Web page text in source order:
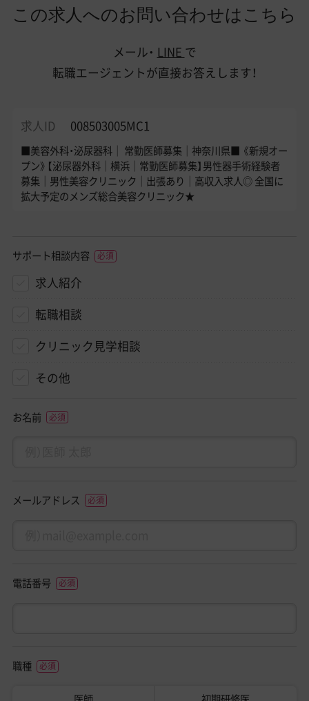
この求人へのお問い合わせはこちら
メール・ LINE で
転職エージェントが直接お答えします！
求人ID 008503005MC1
■美容外科・泌尿器科｜ 常勤医師募集｜神奈川県■ 《新規オー
プン》【泌尿器外科｜横浜｜常勤医師募集】男性器手術経験者
募集｜男性美容クリニック｜出張あり｜高収入求人◎ 全国に
拡大予定のメンズ総合美容クリニック★
サポート相談内容
求人紹介
転職相談
クリニック見学相談
その他
お名前
メールアドレス
電話番号
職種